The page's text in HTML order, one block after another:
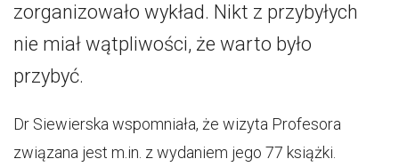
zorganizowało wykład. Nikt z przybyłych
nie miał wątpliwości, że warto było
przybyć.
Dr Siewierska wspomniała, że wizyta Profesora
związana jest m.in. z wydaniem jego 77 książki.